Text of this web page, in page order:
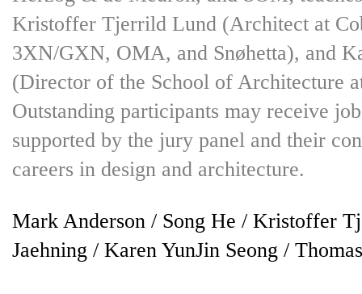
Kristoffer Tjerrild Lund (Architect at
3XN/GXN, OMA, and Snøhetta), and
(Director of the School of Architecture
Outstanding participants may receive
supported by the jury panel and their
careers in design and architecture.
Mark Anderson / Song He / Kristoffer
Jaehning / Karen YunJin Seong /